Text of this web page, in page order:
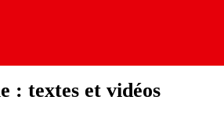
: textes et vidéos